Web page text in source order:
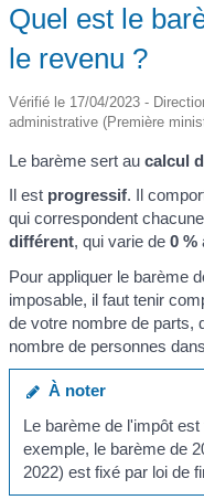
Quel est le
le revenu ?
Vérifié le 17/04/2023 -
administrative (Première
Le barème sert aucalcul
Il est progressif. Il
qui correspondent
différent, qui varie de0 %
Pour appliquer le barème
imposable, il faut tenir
de votre nombre de parts,
nombre de personnes
À noter
Le barème de l'impôt est
exemple, le barème de
2022) est fixé par loi de